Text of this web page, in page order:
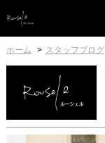
ホーム スタッフブログ